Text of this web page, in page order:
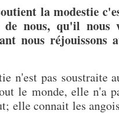
la modestie
nous, qu'il nous
nous réjouissons
n'est pas soustraite
le monde, elle n'a
elle connait les